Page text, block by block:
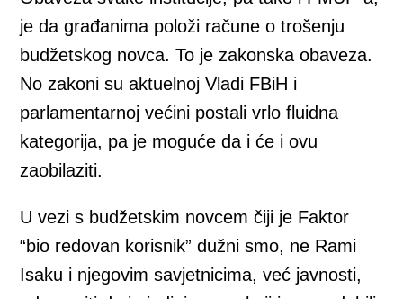
je da građanima položi račune o trošenju
budžetskog novca. To je zakonska obaveza.
No zakoni su aktuelnoj Vladi FBiH i
parlamentarnoj većini postali vrlo fluidna
kategorija, pa je moguće da i će i ovu
zaobilaziti.
U vezi s budžetskim novcem čiji je Faktor
“bio redovan korisnik” dužni smo, ne Rami
Isaku i njegovim savjetnicima, već javnosti,